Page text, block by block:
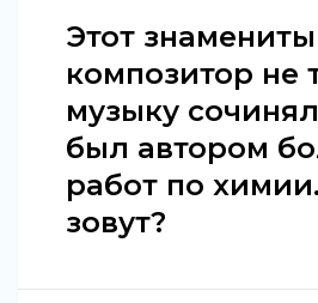
Этот
композитор не
музыку
был автором
работ по
зовут?